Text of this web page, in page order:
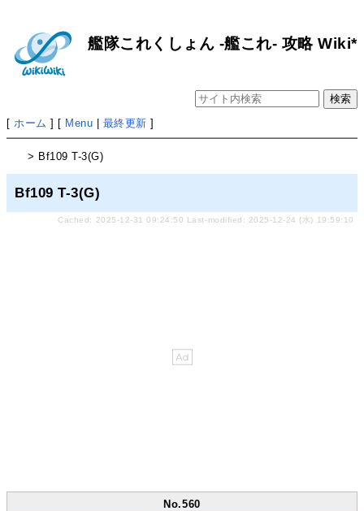
艦隊これくしょん -艦これ- 攻略 Wiki*
[ホーム ] [ Menu 最終更新 ]
> Bf109 T-3(G)
Bf109 T-3(G)
Cached: 2025-12-31 09:24:50 Last-modified: 2025-12-24 (水) 19:59:10
No.560